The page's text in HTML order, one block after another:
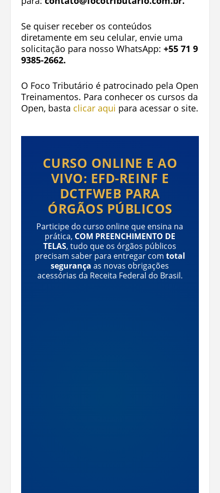
Se quiser receber os conteúdos
diretamente em seu celular, envie uma
solicitação para nosso WhatsApp: +55 71 9
9385-2662.
O Foco Tributário é patrocinado pela Open
Treinamentos. Para conhecer os cursos da
Open, basta clicar aqui para acessar o site.
CURSO ONLINE E AO
VIVO: EFD-REINF E
DCTFWEB PARA
ÓRGÃOS PÚBLICOS
Participe do curso online que ensina na
prática, COM PREENCHIMENTO DE
TELAS, tudo que os órgãos públicos
precisam saber para entregar com total
segurança as novas obrigações
acessórias da Receita Federal do Brasil.